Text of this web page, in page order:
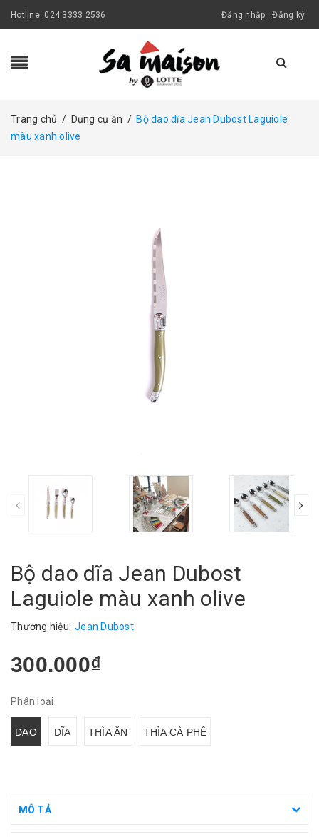
Hotline: 024 3333 2536 Đăng nhập Đăng ký
Trang chủ / Dụng cụ ăn / Bộ dao dĩa Jean Dubost Laguiole
màu xanh olive
Bộ dao dĩa Jean Dubost
Laguiole màu xanh olive
Thương hiệu: Jean Dubost
300.000₫
Phân loại
DAO DĨA THÌA ĂN THÌA CÀ PHÊ
MÔ TẢ